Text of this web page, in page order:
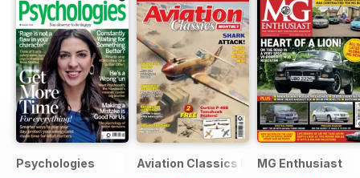
Psychologies Aviation Classics MonthlyMG Enthusiast